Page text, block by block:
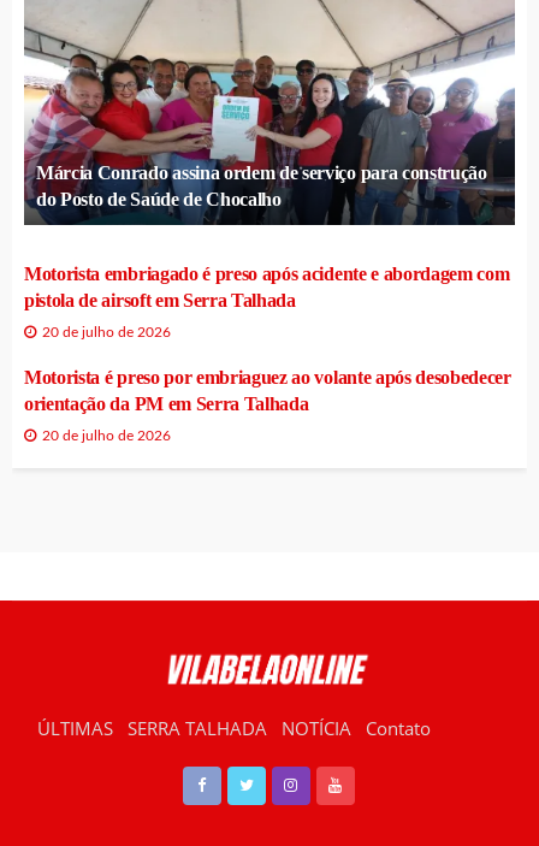
Márcia Conrado assina ordem de serviço para construção
do Posto de Saúde de Chocalho
Motorista embriagado é preso após acidente e abordagem com
pistola de airsoft em Serra Talhada
20 de julho de 2026
Motorista é preso por embriaguez ao volante após desobedecer
orientação da PM em Serra Talhada
20 de julho de 2026
ÚLTIMAS SERRA TALHADA NOTÍCIA Contato